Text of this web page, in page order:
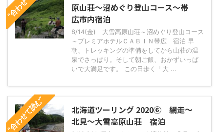
原山荘～沼めぐり登山コース～帯
広市内宿泊
8/14(金) 大雪高原山荘～沼めぐり登山コース
～プレミアホテルＣＡＢＩＮ帯広 宿泊 早
朝、トレッキングの準備をしてから山荘の温
泉でさっぱり。そして朝ご飯、おかずいっぱ
いで大満足です。 この日歩く「大 ...
”合わせて読む”
北海道ツーリング 2020⑥ 網走～
北見～大雪高原山荘 宿泊